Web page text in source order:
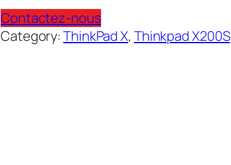
Contactez-nous
Category:ThinkPad X, Thinkpad X200S